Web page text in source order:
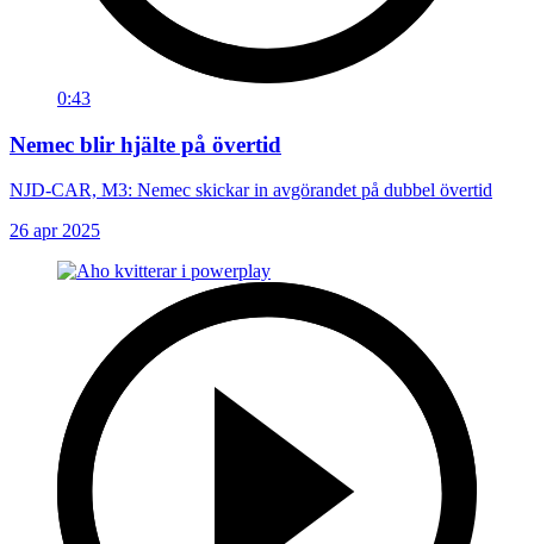
0:43
Nemec blir hjälte på övertid
NJD-CAR, M3: Nemec skickar in avgörandet på dubbel övertid
26 apr 2025